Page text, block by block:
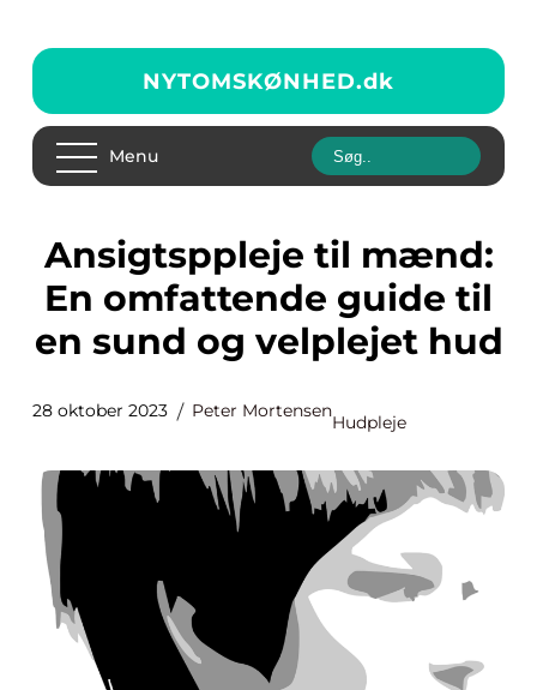
NYTOMSKØNHED.dk
Menu
Ansigtsppleje til mænd:
En omfattende guide til
en sund og velplejet hud
28 oktober 2023 Peter Mortensen
Hudpleje